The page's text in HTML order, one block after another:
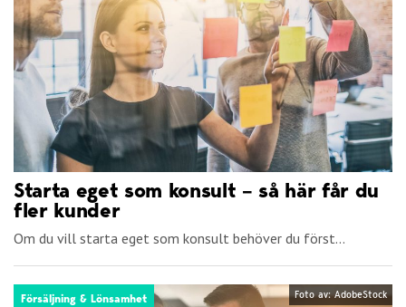
Starta eget som konsult – så här får du
fler kunder
Om du vill starta eget som konsult behöver du först...
Försäljning & Lönsamhet Foto av: AdobeStock